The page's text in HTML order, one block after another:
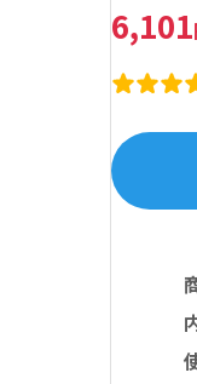
6,101